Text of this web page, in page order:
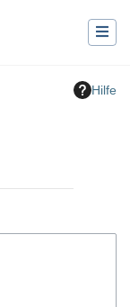
Hilfe